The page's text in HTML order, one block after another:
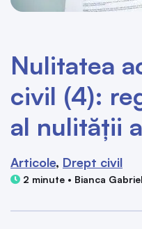
Nulitatea
civil (4):
al nulității
Articole Drept civil
2 minute • Bianca